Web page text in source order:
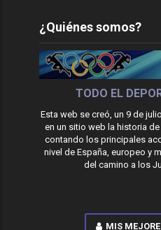
¿Quiénes somos?
TODO EL
Esta web se creó, un 9 de
en un sitio web la historia
contando los principales
nivel de España, europeo y
del camino a los
MIS